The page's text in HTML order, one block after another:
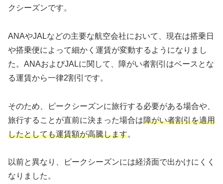
クシーズンです。
ANAやJALなどの主要な航空会社において、現在は搭乗日
や搭乗便によって細かく運賃が変動するようになりまし
た。ANAおよびJALに関して、障がい者割引はベースとな
る運賃から一律2割引です。
そのため、ピークシーズンに旅行する必要がある場合や、
旅行することが直前に決まった場合は障がい者割引を適用
したとしても運賃額が高騰します。
以前と異なり、ピークシーズンには経済面で出かけにくく
なりました。